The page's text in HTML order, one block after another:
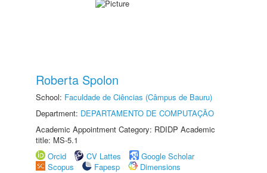
Roberta Spolon
School: Faculdade de Ciências (Câmpus de Bauru)
Department: DEPARTAMENTO DE COMPUTAÇÃO
Academic Appointment Category: RDIDP Academic
title: MS-5.1
Orcid
CV Lattes
Google Scholar
Scopus
Fapesp
Dimensions